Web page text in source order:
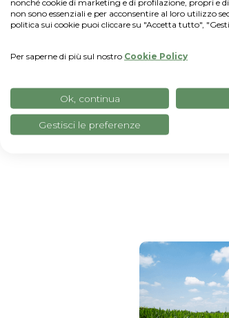
non sono essenziali e per acconsentire al loro utilizzo
politica sui cookie puoi cliccare su "Accetta tutto",
Per saperne di più sul nostro Cookie Policy
Ok, continua
Gestisci le preferenze